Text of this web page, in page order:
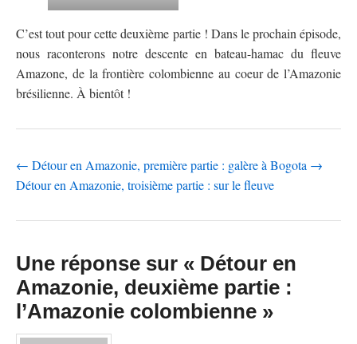
C’est tout pour cette deuxième partie ! Dans le prochain épisode,
nous raconterons notre descente en bateau-hamac du fleuve
Amazone, de la frontière colombienne au coeur de l’Amazonie
brésilienne. À bientôt !
← Détour en Amazonie, première partie : galère à Bogota →
Détour en Amazonie, troisième partie : sur le fleuve
Une réponse sur « Détour en
Amazonie, deuxième partie :
l’Amazonie colombienne »